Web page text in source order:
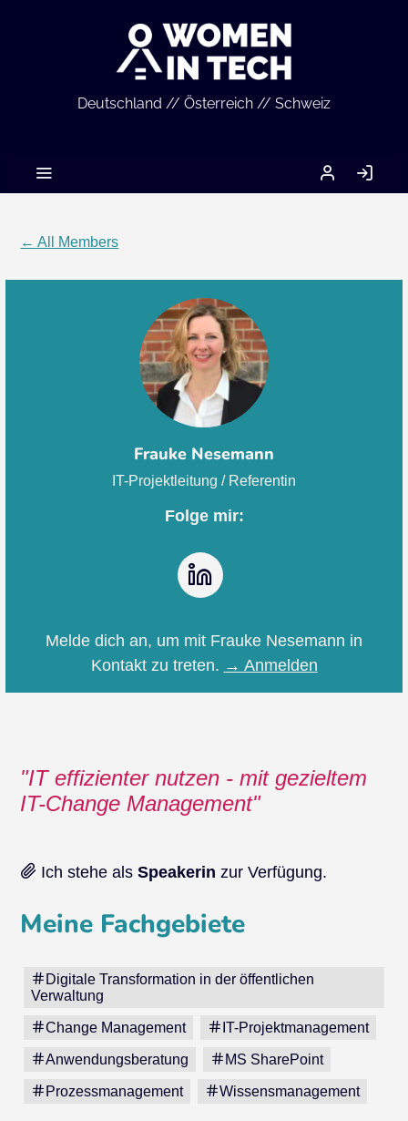
Deutschland // Österreich // Schweiz
MEIN
ACCOUNT
IN
← All Members
Frauke Nesemann
IT-Projektleitung / Referentin
Folge mir:
Melde dich an, um mit Frauke Nesemann in
Kontakt zu treten. → Anmelden
IT effizienter nutzen - mit gezieltem
IT-Change Management
Ich stehe alsSpeakerin zur Verfügung.
Meine Fachgebiete
Digitale Transformation in der öffentlichen
Verwaltung
Change Management IT-Projektmanagement
Anwendungsberatung MS SharePoint
Prozessmanagement Wissensmanagement